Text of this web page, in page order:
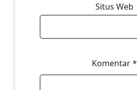
Komentar*
Situs Web